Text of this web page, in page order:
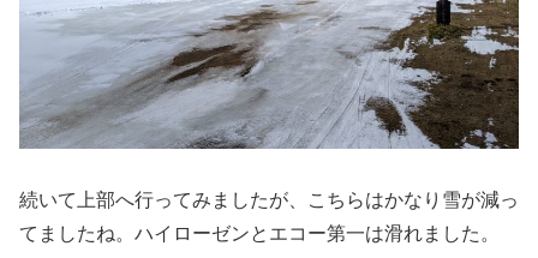
続いて上部へ行ってみましたが、こちらはかなり雪が減っ
てましたね。ハイローゼンとエコー第一は滑れました。